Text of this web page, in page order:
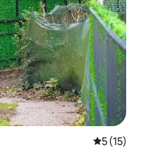
レビュー
5 (15)